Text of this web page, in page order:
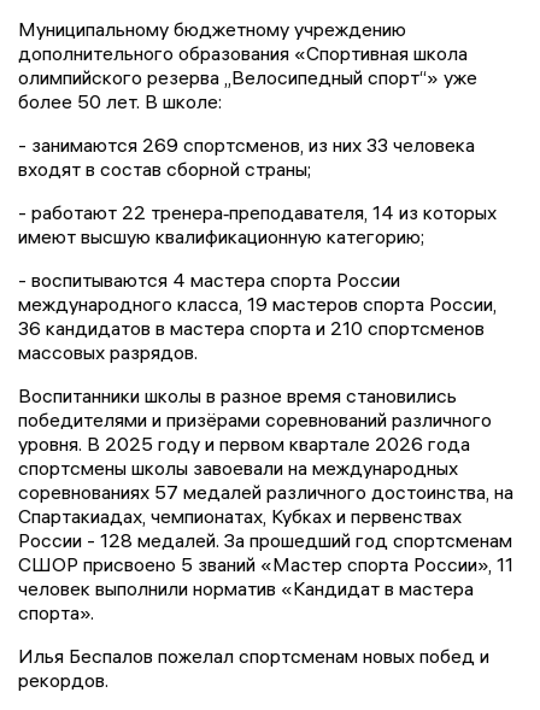
Муниципальному бюджетному учреждению
дополнительного образования «Спортивная школа
олимпийского резерва „Велосипедный спорт“» уже
более 50 лет. В школе:
- занимаются 269 спортсменов, из них 33 человека
входят в состав сборной страны;
- работают 22 тренера‑преподавателя, 14 из которых
имеют высшую квалификационную категорию;
- воспитываются 4 мастера спорта России
международного класса, 19 мастеров спорта России,
36 кандидатов в мастера спорта и 210 спортсменов
массовых разрядов.
Воспитанники школы в разное время становились
победителями и призёрами соревнований различного
уровня. В 2025 году и первом квартале 2026 года
спортсмены школы завоевали на международных
соревнованиях 57 медалей различного достоинства, на
Спартакиадах, чемпионатах, Кубках и первенствах
России - 128 медалей. За прошедший год спортсменам
СШОР присвоено 5 званий «Мастер спорта России», 11
человек выполнили норматив «Кандидат в мастера
спорта».
Илья Беспалов пожелал спортсменам новых побед и
рекордов.